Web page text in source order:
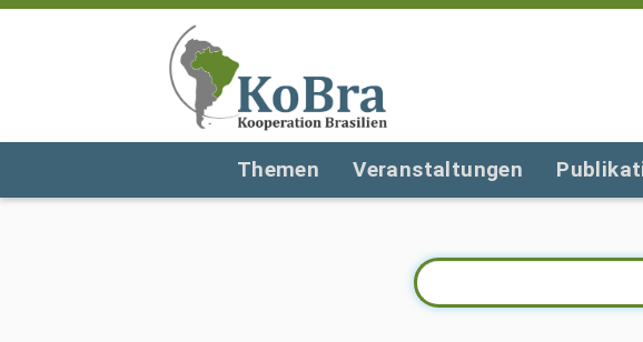
Themen Veranstaltungen